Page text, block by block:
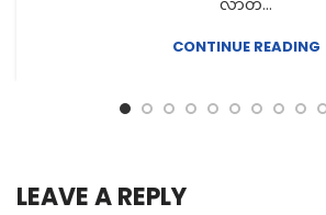
CONTINUE READING
LEAVE A REPLY